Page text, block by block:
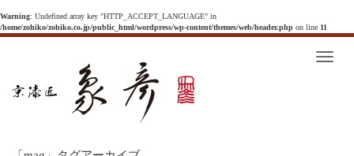
Warning: Undefined array key "HTTP_ACCEPT_LANGUAGE" in
/home/zohiko/zohiko.co.jp/public_html/wordpress/wp-content/themes/web/header.php on line 11
T